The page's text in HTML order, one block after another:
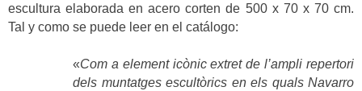
escultura elaborada en acero corten de 500 x 70 x 70 cm.
Tal y como se puede leer en el catálogo:
«Com a element icònic extret de l’ampli repertori
dels muntatges escultòrics en els quals Navarro